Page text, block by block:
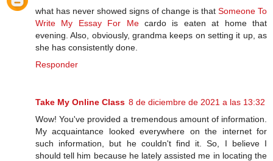
what has never showed signs of change is that Someone To
Write My Essay For Mecardo is eaten at home that
evening. Also, obviously, grandma keeps on setting it up, as
she has consistently done.
Responder
Take My Online Class 8 de diciembre de 2021 a las 13:32
Wow! You've provided a tremendous amount of information.
My acquaintance looked everywhere on the internet for
such information, but he couldn't find it. So, I believe I
should tell him because he lately assisted me in locating the